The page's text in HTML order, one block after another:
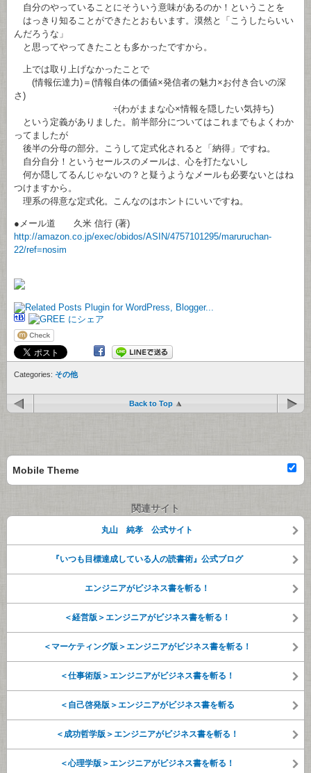
自分のやっていることにそういう意味があるのか！ということを
はっきり知ることができたとおもいます。漠然と「こうしたらいい
んだろうな」
と思ってやってきたことも多かったですから。
上では取り上げなかったことで
(情報伝達力)＝(情報自体の価値×発信者の魅力×お付き合いの深
さ)
÷(わがままな心×情報を隠したい気持ち)
という定義がありました。前半部分についてはこれまでもよくわか
ってましたが
後半の分母の部分。こうして定式化されると「納得」ですね。
自分自分！というセールスのメールは、心を打たないし
何か隠してるんじゃないの？と疑うようなメールも必要ないとはね
つけますから。
理系の得意な定式化。こんなのはホントにいいですね。
●メール道 久米 信行 (著)
http://amazon.co.jp/exec/obidos/ASIN/4757101295/maruruchan-
22/ref=nosim
Categories: その他
Back to Top
Mobile Theme
関連サイト
丸山 純孝 公式サイト
『いつも目標達成している人の読書術』公式ブログ
エンジニアがビジネス書を斬る！
＜経営版＞エンジニアがビジネス書を斬る！
＜マーケティング版＞エンジニアがビジネス書を斬る！
＜仕事術版＞エンジニアがビジネス書を斬る！
＜自己啓発版＞エンジニアがビジネス書を斬る
＜成功哲学版＞エンジニアがビジネス書を斬る！
＜心理学版＞エンジニアがビジネス書を斬る！